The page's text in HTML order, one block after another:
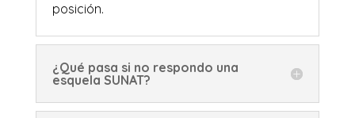
posición.
¿Qué pasa si no respondo una
esquela SUNAT?